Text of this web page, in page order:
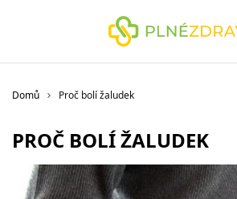
Domů Proč bolí žaludek
PROČ BOLÍ ŽALUDEK